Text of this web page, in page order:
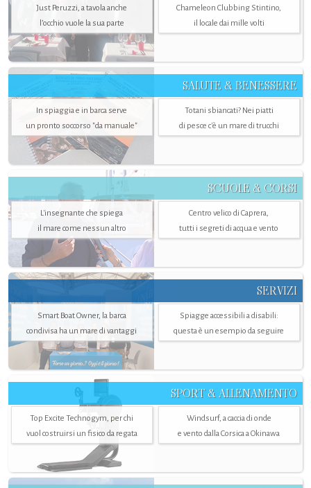
Just Peruzzi, a tavola anche
l’occhio vuole la sua parte
Chameleon Clubbing Stintino,
il locale dai mille volti
SALUTE & BENESSERE
In spiaggia e in barca serve
un pronto soccorso "da manuale"
Totani sbiancati? Nei piatti
di pesce c'è un mare di trucchi
SCUOLE & CORSI
L'insegnante che spiega
il mare come nessun altro
Centro velico di Caprera,
tutti i segreti di acqua e vento
SERVIZI
Smart Boat Owner, la barca
condivisa ha un mare di vantaggi
Spiagge accessibili a disabili:
questa è un esempio da seguire
SPORT & ALLENAMENTO
Top Excite Technogym, per chi
vuol costruirsi un fisico da regata
Windsurf, a caccia di onde
e vento dalla Corsica a Okinawa